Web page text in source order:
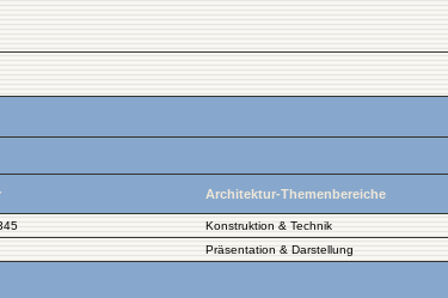
Architektur-Themenbereiche
Konstruktion & Technik
Präsentation & Darstellung